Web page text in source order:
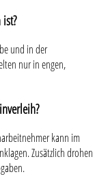
und in der
nur in engen,
kann im
Zusätzlich drohen